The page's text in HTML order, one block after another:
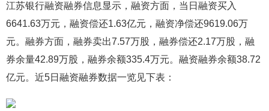
江苏银行融资融券信息显示，融资方面，当日融资买入
6641.63万元，融资偿还1.63亿元，融资净偿还9619.06万
元。融券方面，融券卖出7.57万股，融券偿还2.17万股，融
券余量42.89万股，融券余额335.4万元。融资融券余额38.72
亿元。近5日融资融券数据一览见下表：